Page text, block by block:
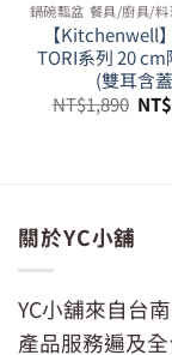
【Kitchenwell
TORI系列 20
(雙耳含
NT$1,890 原
始
NT$
關於YC小舖
YC小舖來自台
產品服務遍及全